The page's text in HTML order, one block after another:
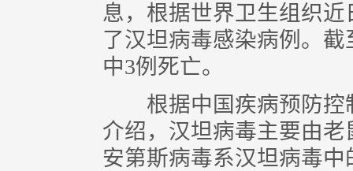
息，根据世界卫生组织
了汉坦病毒感染病例。
中3例死亡。
根据中国疾病预防控
介绍，汉坦病毒主要由
安第斯病毒系汉坦病毒